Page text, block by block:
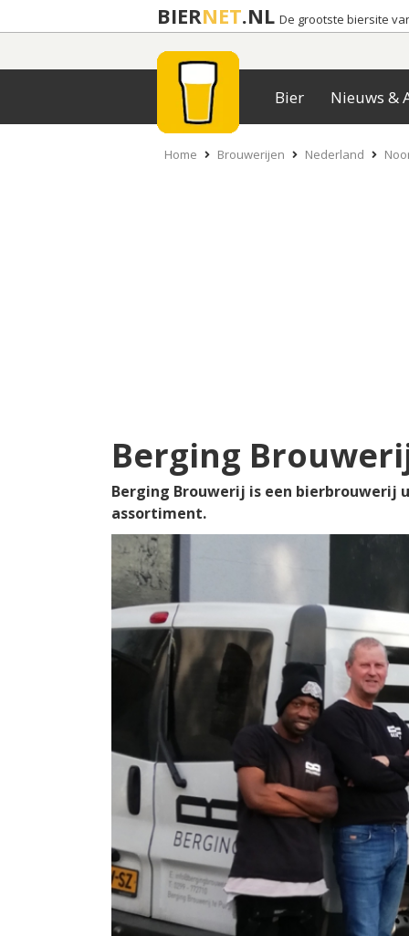
BIERNET.NL De grootste biersite
Bier Nieuws &
Home Brouwerijen Nederland
Berging
Berging Brouwerij is een bierbrouwerij
assortiment.